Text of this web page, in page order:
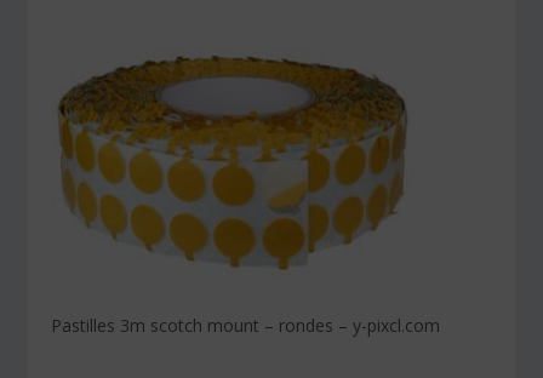
Pastilles 3m scotch mount – rondes – y-pixcl.com